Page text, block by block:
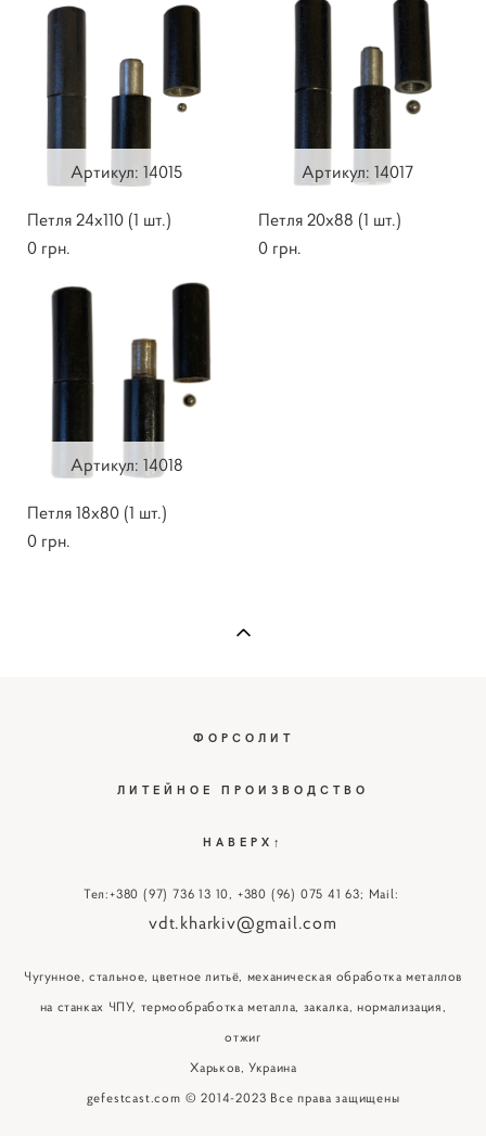
Артикул: 14015
Петля 24х110 (1 шт.)
0 грн.
Артикул: 14017
Петля 20х88 (1 шт.)
0 грн.
Артикул: 14018
Петля 18х80 (1 шт.)
0 грн.
ФОРСОЛИТ
ЛИТЕЙНОЕ ПРОИЗВОДСТВО
НАВЕРХ↑
Тел:+380 (97) 736 13 10, +380 (96) 075 41 63; Mail:
vdt.kharkiv@gmail.com
Чугунное, стальное, цветное литьё, механическая обработка металлов
на станках ЧПУ, термообработка металла, закалка, нормализация,
отжиг
Харьков, Украина
gefestcast.com © 2014-2023 Все права защищены